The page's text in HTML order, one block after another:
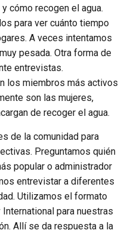
cómo recogen el agua.
para ver cuánto tiempo
A veces intentamos
pesada. Otra forma de
entrevistas.
los miembros más activos
son las mujeres,
de recoger el agua.
de la comunidad para
Preguntamos quién
popular o administrador
entrevistar a diferentes
Utilizamos el formato
para nuestras
Allí se da respuesta a la